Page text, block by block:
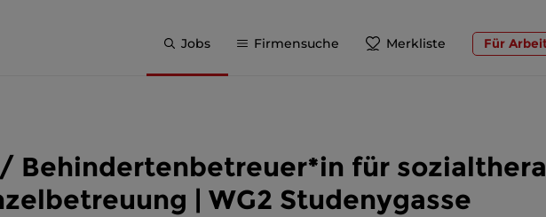
Jobs Firmensuche Merkliste Für
Behindertenbetreuer*in für
| WG2 Studenygasse